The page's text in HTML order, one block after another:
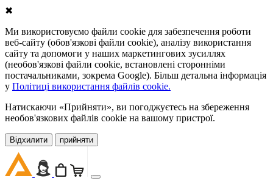
✖
Ми використовуємо файли cookie для забезпечення роботи
веб-сайту (обов'язкові файли cookie), аналізу використання
сайту та допомоги у наших маркетингових зусиллях
(необов'язкові файли cookie, встановлені сторонніми
постачальниками, зокрема Google). Більш детальна інформація
у Політиці використання файлів cookie.
Натискаючи «Прийняти», ви погоджуєтесь на збереження
необов'язкових файлів cookie на вашому пристрої.
Відхилити прийняти